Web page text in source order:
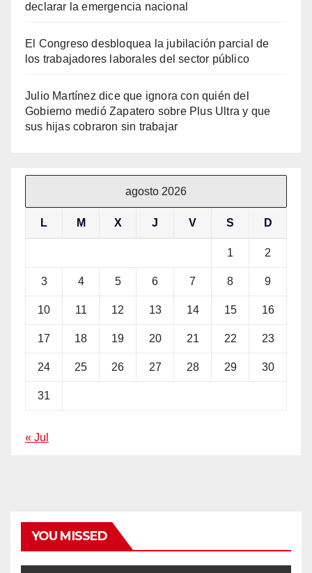
declarar la emergencia nacional
El Congreso desbloquea la jubilación parcial de
los trabajadores laborales del sector público
Julio Martínez dice que ignora con quién del
Gobierno medió Zapatero sobre Plus Ultra y que
sus hijas cobraron sin trabajar
agosto 2026
L M X J V S D
1 2
3 4 5 6 7 8 9
10 11 12 13 14 15 16
17 18 19 20 21 22 23
24 25 26 27 28 29 30
31
« Jul
YOU MISSED